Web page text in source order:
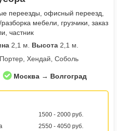
переезды, офисный переезд,
мебели, грузчики, заказ
частник
2,1 м. Высота2,1 м.
Хендай, Соболь
Москва → Волгоград
1500 - 2000 руб.
2550 - 4050 руб.